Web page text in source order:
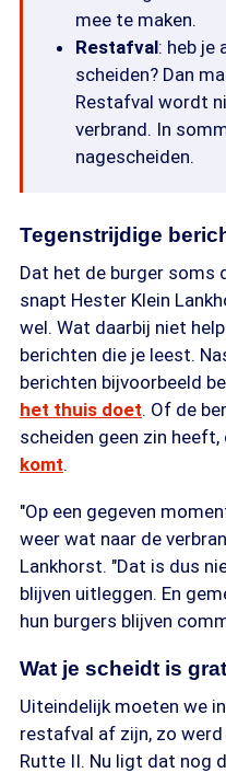
mee te maken.
Restafval: heb je
scheiden? Dan
Restafval wordt
verbrand. In
nagescheiden.
Tegenstrijdige
Dat het de burger soms
snapt Hester Klein
wel. Wat daarbij niet
berichten die je leest.
berichten bijvoorbeeld
het thuis doet. Of de
scheiden geen zin
komt.
"Op een gegeven
weer wat naar de
Lankhorst. "Dat is dus
blijven uitleggen. En
hun burgers blijven
Wat je scheidt is
Uiteindelijk moeten we
restafval af zijn, zo
Rutte II. Nu ligt dat nog